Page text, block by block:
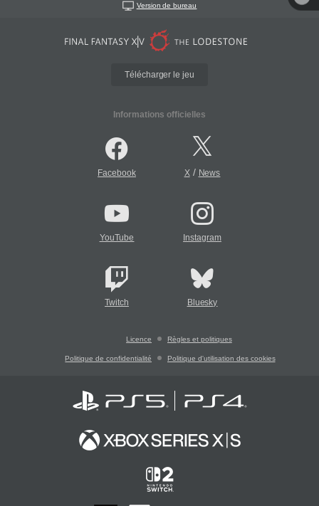
Version de bureau
Télécharger le jeu
Informations officielles
Facebook X/ News
YouTube Instagram
Twitch Bluesky
Licence Règles et politiques
Politique de confidentialité Politique d'utilisation des cookies